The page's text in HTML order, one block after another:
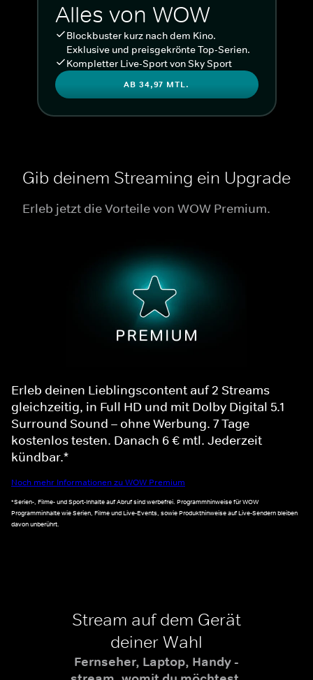
Alles von WOW
Blockbuster kurz nach dem Kino.
Exklusive und preisgekrönte Top-Serien.
Kompletter Live-Sport von Sky Sport
AB 34,97 MTL.
Gib deinem Streaming ein Upgrade
Erleb jetzt die Vorteile von WOW Premium.
Erleb deinen Lieblingscontent auf 2 Streams
gleichzeitig, in Full HD und mit Dolby Digital 5.1
Surround Sound – ohne Werbung. 7 Tage
kostenlos testen. Danach 6 € mtl. Jederzeit
kündbar.*
Noch mehr Informationen zu WOW Premium
*Serien-, Filme- und Sport-Inhalte auf Abruf sind werbefrei. Programmhinweise für WOW
Programminhalte wie Serien, Filme und Live-Events, sowie Produkthinweise auf Live-Sendern bleiben
davon unberührt.
Stream auf dem Gerät
deiner Wahl
Fernseher, Laptop, Handy -